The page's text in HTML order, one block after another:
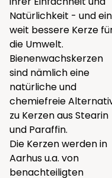
Natürlichkeit - und
weit bessere Kerze
die Umwelt.
Bienenwachskerzen
sind nämlich eine
natürliche und
chemiefreie
zu Kerzen aus Stearin
und Paraffin.
Die Kerzen werden in
Aarhus u.a. von
benachteiligten